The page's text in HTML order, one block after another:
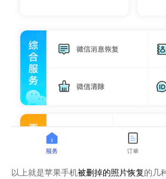
以上就是苹果手机被删掉的照片恢复的几